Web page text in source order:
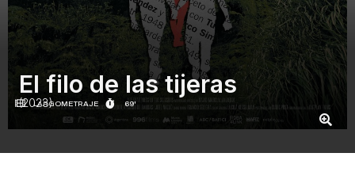
LARGOMETRAJE 69'
El filo de las tijeras
(2023)